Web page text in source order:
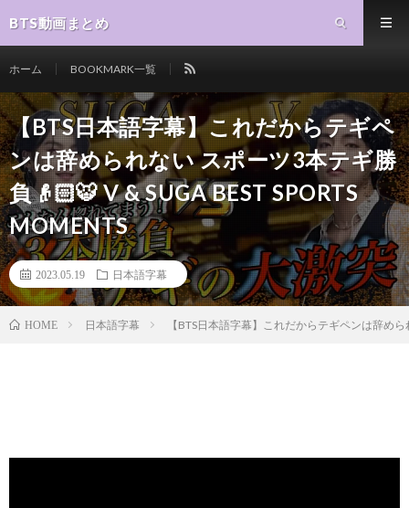
BTS動画まとめ
ホーム BOOKMARK一覧
【BTS日本語字幕】これだからテギペ
ンは辞められない スポーツ3本テギ勝
負👴🏻🐯 V & SUGA BEST SPORTS
MOMENTS
2023.05.19 日本語字幕
HOME 日本語字幕 【BTS日本語字幕】これだからテギペンは辞め